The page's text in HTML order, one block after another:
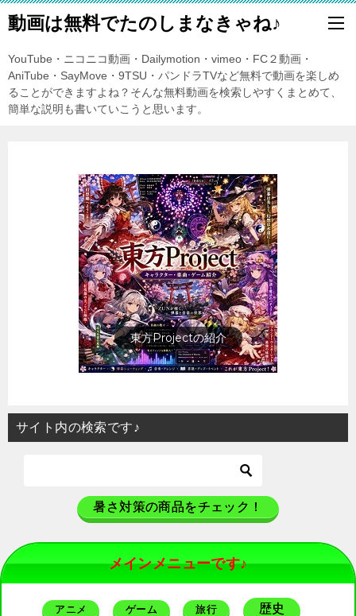
動画は無料でたのしまなきゃね♪
YouTube・ニコニコ動画・Dailymotion・vimeo・FC２動画・
AniTube・SayMove・9TSU・パンドラTVなど無料で動画を楽しめ
ることができますよね？そんな無料動画を検索しやすくまとめて、
簡単な説明も書いていこうと思います。
歴史上の人物を動画で勉強しまし
ょう
サイト内の検索です♪
暑さ対策の商品をチェック！
メインメニューです♪
アニメ ゲーム 旅行 歴史